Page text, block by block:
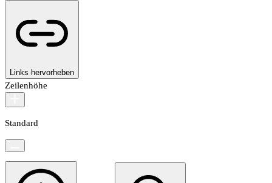
Links hervorheben
Zeilenhöhe
Standard